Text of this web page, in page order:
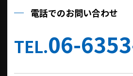
他の事業者へ個人情報を委託する場合は
を締結いたします。
当社への個人情報の利用目的の通知、開
報の取り扱いに関する苦情は、以下の
電話でのお問い合わせ
TEL.06-